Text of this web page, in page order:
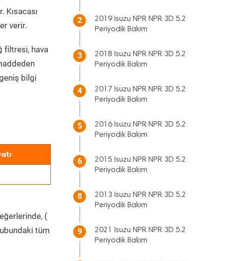
Kısacası
verir.
filtresi, hava
bilgi
(
tüm
2
2019 Isuzu NPR NPR 3D 5.2
Periyodik Bakım
3
2018 Isuzu NPR NPR 3D 5.2
Periyodik Bakım
4
2017 Isuzu NPR NPR 3D 5.2
Periyodik Bakım
5
2016 Isuzu NPR NPR 3D 5.2
Periyodik Bakım
6
2015 Isuzu NPR NPR 3D 5.2
Periyodik Bakım
8
2013 Isuzu NPR NPR 3D 5.2
Periyodik Bakım
9
2021 Isuzu NPR NPR 3D 5.2
Periyodik Bakım